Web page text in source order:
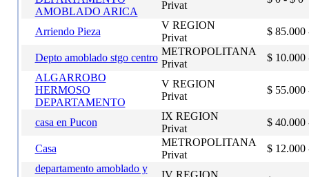
AMOBLADO ARICA
Privat
Arriendo Pieza
V REGION
Privat
$ 85.000
Depto amoblado stgo centro
METROPOLITANA
Privat
$ 10.000
ALGARROBO
HERMOSO
DEPARTAMENTO
V REGION
Privat
$ 55.000
casa en Pucon
IX REGION
Privat
$ 40.000
Casa
METROPOLITANA
Privat
$ 12.000
departamento amoblado y
IV REGION